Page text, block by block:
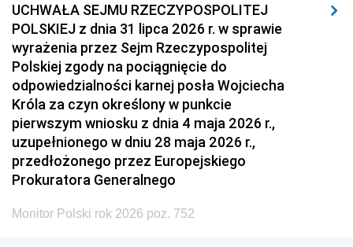
UCHWAŁA SEJMU RZECZYPOSPOLITEJ
POLSKIEJ z dnia 31 lipca 2026 r. w sprawie
wyrażenia przez Sejm Rzeczypospolitej
Polskiej zgody na pociągnięcie do
odpowiedzialności karnej posła Wojciecha
Króla za czyn określony w punkcie
pierwszym wniosku z dnia 4 maja 2026 r.,
uzupełnionego w dniu 28 maja 2026 r.,
przedłożonego przez Europejskiego
Prokuratora Generalnego
Monitor Polski rok 2026 poz. 752